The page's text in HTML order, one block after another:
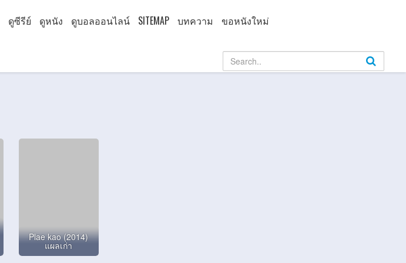
ดูซีรีย์ ดูหนัง ดูบอลออนไลน์ SITEMAP บทความ ขอหนังใหม่
Plae kao (2014)
แผลเก่า